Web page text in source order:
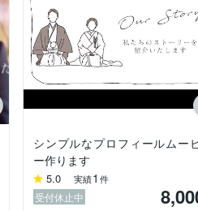
シンプルなプロフィールムー
ー作ります
5.0 実績1 件
受付休止中